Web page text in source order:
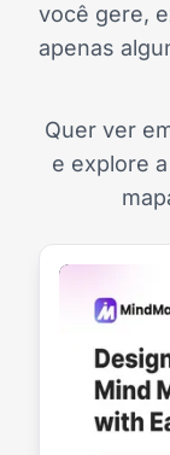
você gere,
apenas
Quer ver
e explore